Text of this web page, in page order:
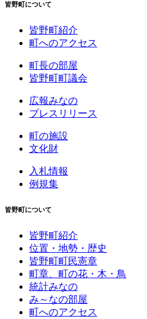
皆野町について
皆野町紹介
町へのアクセス
町長の部屋
皆野町町議会
広報みなの
プレスリリース
町の施設
文化財
入札情報
例規集
皆野町について
皆野町紹介
位置・地勢・歴史
皆野町町民憲章
町章、町の花・木・鳥
統計みなの
み～なの部屋
町へのアクセス